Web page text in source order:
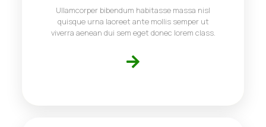
Ullamcorper bibendum habitasse massa nisl
quisque urna laoreet ante mollis semper ut
viverra aenean dui sem eget donec lorem class.